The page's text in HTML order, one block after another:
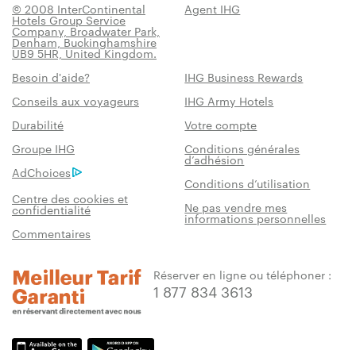
© 2008 InterContinental
Hotels Group Service
Company, Broadwater Park,
Denham, Buckinghamshire
UB9 5HR, United Kingdom.
Agent IHG
Besoin d'aide?
IHG Business Rewards
Conseils aux voyageurs
IHG Army Hotels
Durabilité
Votre compte
Groupe IHG
Conditions générales
d’adhésion
AdChoices
Conditions d’utilisation
Centre des cookies et
confidentialité Ne pas vendre mes
informations personnelles
Commentaires
Réserver en ligne ou téléphoner :
1 877 834 3613